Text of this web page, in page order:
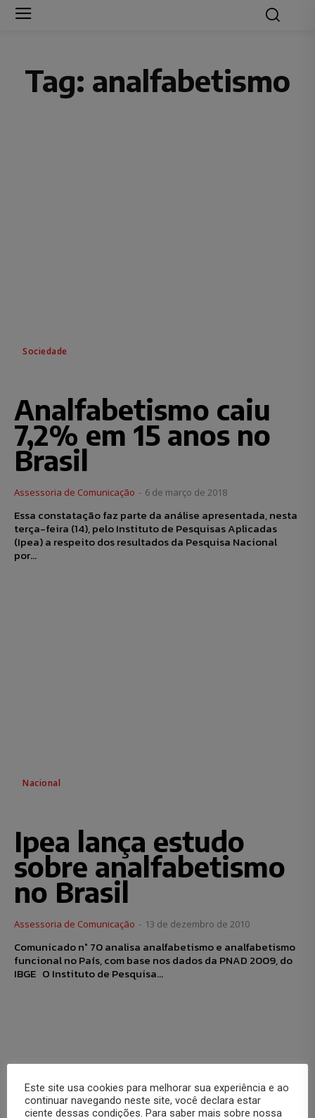
Tag: analfabetismo
Sociedade
Analfabetismo caiu
7,2% em 15 anos no
Brasil
Assessoria de Comunicação - 6 de março de 2018
Essa constatação faz parte da análise apresentada, nesta
terça-feira (14), pelo Instituto de Pesquisas Aplicadas
(Ipea) a respeito dos resultados da Pesquisa Nacional
por...
Nacional
Ipea lança estudo
sobre analfabetismo
no Brasil
Assessoria de Comunicação - 13 de dezembro de 2010
Comunicado n° 70 analisa analfabetismo e analfabetismo
funcional no País, com base nos dados da PNAD 2009, do
IBGE O Instituto de Pesquisa...
Este site usa cookies para melhorar sua experiência e ao
continuar navegando neste site, você declara estar
ciente dessas condições. Para saber mais sobre nossa